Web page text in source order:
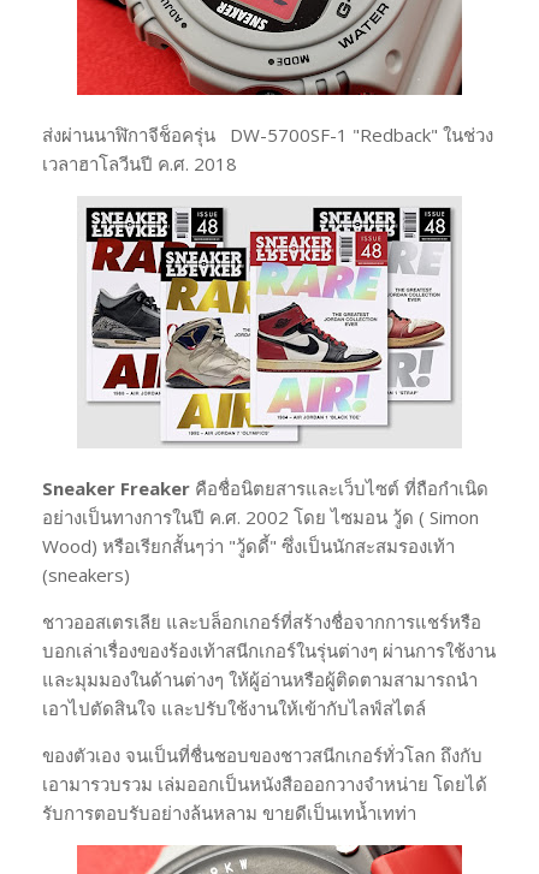
ส่งผ่านนาฬิกาจีช็อครุ่น DW-5700SF-1 "Redback" ในช่วง
เวลาฮาโลวีนปี ค.ศ. 2018
Sneaker Freaker คือชื่อนิตยสารและเว็บไซต์ ที่ถือกำเนิด
อย่างเป็นทางการในปี ค.ศ. 2002 โดย ไซมอน วู้ด ( Simon
Wood) หรือเรียกสั้นๆว่า "วู้ดดี้" ซึ่งเป็นนักสะสมรองเท้า
(sneakers)
ชาวออสเตรเลีย และบล็อกเกอร์ที่สร้างชื่อจากการแชร์หรือ
บอกเล่าเรื่องของร้องเท้าสนีกเกอร์ในรุ่นต่างๆ ผ่านการใช้งาน
และมุมมองในด้านต่างๆ ให้ผู้อ่านหรือผู้ติดตามสามารถนำ
เอาไปตัดสินใจ และปรับใช้งานให้เข้ากับไลฟ์สไตล์
ของตัวเอง จนเป็นที่ชื่นชอบของชาวสนีกเกอร์ทั่วโลก ถึงกับ
เอามารวบรวม เล่มออกเป็นหนังสือออกวางจำหน่าย โดยได้
รับการตอบรับอย่างล้นหลาม ขายดีเป็นเทน้ำเทท่า